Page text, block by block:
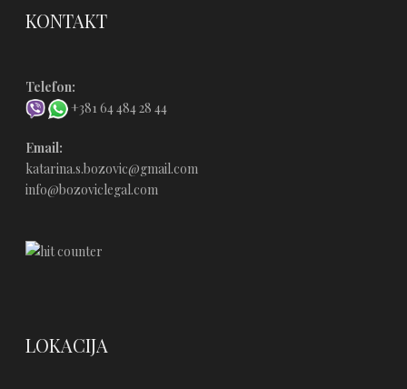
KONTAKT
Telefon:
+381 64 484 28 44
Email:
katarina.s.bozovic@gmail.com
info@bozoviclegal.com
LOKACIJA